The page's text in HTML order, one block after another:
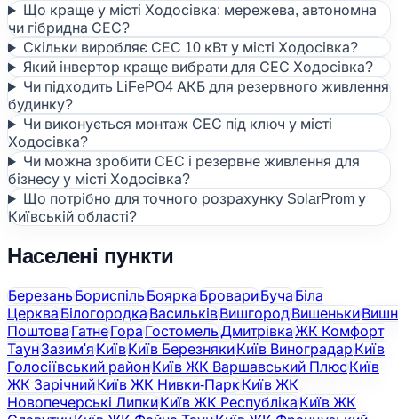
Що краще у місті Ходосівка: мережева, автономна
чи гібридна СЕС?
Скільки виробляє СЕС 10 кВт у місті Ходосівка?
Який інвертор краще вибрати для СЕС Ходосівка?
Чи підходить LiFePO4 АКБ для резервного живлення
будинку?
Чи виконується монтаж СЕС під ключ у місті
Ходосівка?
Чи можна зробити СЕС і резервне живлення для
бізнесу у місті Ходосівка?
Що потрібно для точного розрахунку SolarProm у
Київській області?
Населені пункти
БерезаньБориспільБоярка БровариБучаБіла
ЦеркваБілогородка ВасильківВишгородВишеньки
ПоштоваГатнеГора ГостомельДмитрівкаЖК Комфорт
ТаунЗазим'я КиївКиїв БерезнякиКиїв ВиноградарКиїв
Голосіївський районКиїв ЖК Варшавський ПлюсКиїв
ЖК ЗарічнийКиїв ЖК Нивки-ПаркКиїв ЖК
Новопечерські ЛипкиКиїв ЖК РеспублікаКиїв ЖК